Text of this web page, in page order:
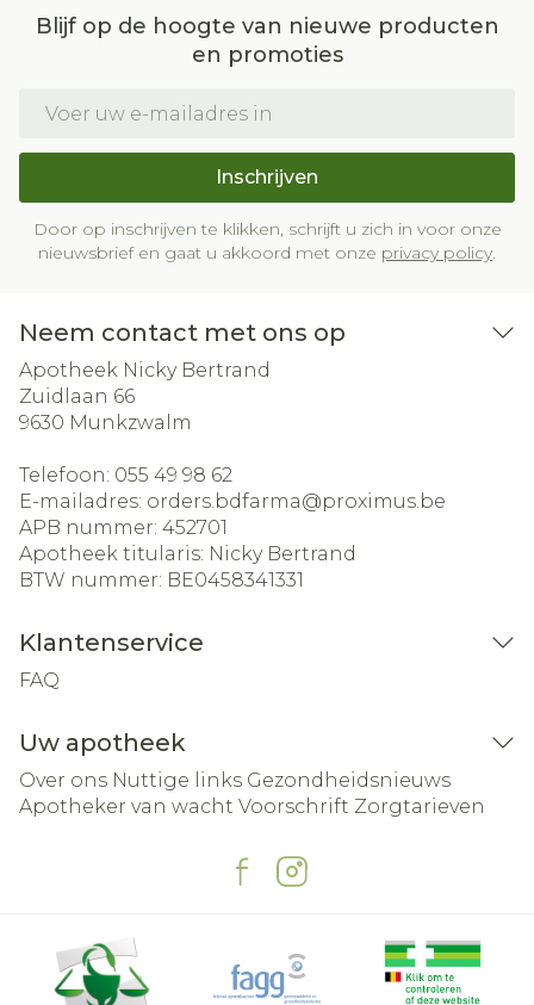
Blijf op de hoogte van nieuwe producten
en promoties
Inschrijven
Door op inschrijven te klikken, schrijft u zich in voor onze
nieuwsbrief en gaat u akkoord met onze privacy policy.
Neem contact met ons op
Apotheek Nicky Bertrand
Zuidlaan 66
9630 Munkzwalm
Telefoon: 055 49 98 62
E-mailadres: orders.bdfarma@proximus.be
APB nummer: 452701
Apotheek titularis: Nicky Bertrand
BTW nummer: BE0458341331
Klantenservice
FAQ
Uw apotheek
Over ons Nuttige links Gezondheidsnieuws
Apotheker van wacht Voorschrift Zorgtarieven